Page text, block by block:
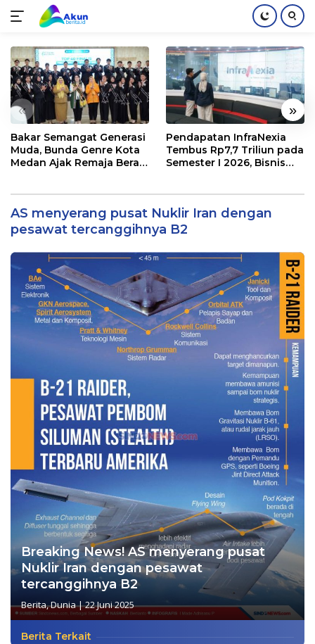
konten
« »
Bakar Semangat Generasi
Muda, Bunda Genre Kota
Medan Ajak Remaja Berani
Pendapatan InfraNexia
Tembus Rp7,7 Triliun pada
Semester I 2026, Bisnis
AS menyerang pusat Nuklir Iran dengan
pesawat tercanggihnya B2
Breaking News! AS menyerang pusat
Nuklir Iran dengan pesawat
tercanggihnya B2
Berita,Dunia|22 Juni 2025
Berita Terkait